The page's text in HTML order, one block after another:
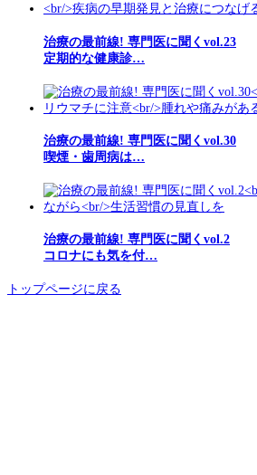
治療の最前線! 専門医に聞くvol.23
定期的な健康診…
治療の最前線! 専門医に聞くvol.30
喫煙・歯周病は…
治療の最前線! 専門医に聞くvol.2
コロナにも気を付…
トップページに戻る